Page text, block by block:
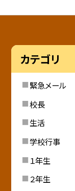
カテゴリ
緊急メール
校長
生活
学校行事
１年生
２年生